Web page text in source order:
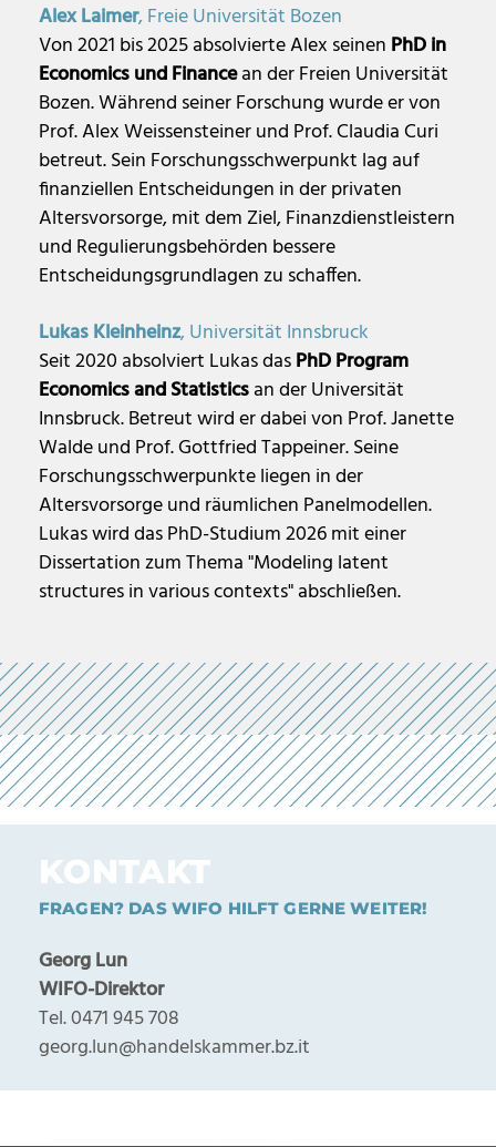
Alex Laimer, Freie Universität Bozen
Von 2021 bis 2025 absolvierte Alex seinen PhD in
Economics und Financean der Freien Universität
Bozen. Während seiner Forschung wurde er von
Prof. Alex Weissensteiner und Prof. Claudia Curi
betreut. Sein Forschungsschwerpunkt lag auf
finanziellen Entscheidungen in der privaten
Altersvorsorge, mit dem Ziel, Finanzdienstleistern
und Regulierungsbehörden bessere
Entscheidungsgrundlagen zu schaffen.
Lukas Kleinheinz, Universität Innsbruck
Seit 2020 absolviert Lukas dasPhD Program
Economics and Statisticsan der Universität
Innsbruck. Betreut wird er dabei von Prof. Janette
Walde und Prof. Gottfried Tappeiner. Seine
Forschungsschwerpunkte liegen in der
Altersvorsorge und räumlichen Panelmodellen.
Lukas wird das PhD-Studium 2026 mit einer
Dissertation zum Thema "Modeling latent
structures in various contexts" abschließen.
KONTAKT
FRAGEN? DAS WIFO HILFT GERNE WEITER!
Georg Lun
WIFO-Direktor
Tel. 0471 945 708
georg.lun@handelskammer.bz.it